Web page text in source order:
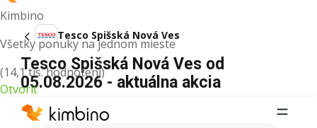
Kimbino
Všetky ponuky na jednom mieste
(14,1 tis. hodnotení)
Otvoriť
Tesco Spišská Nová Ves
Tesco Spišská Nová Ves od
05.08.2026 - aktuálna akcia